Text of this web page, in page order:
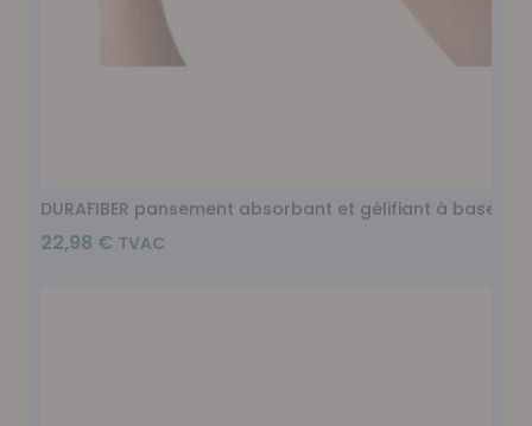
DURAFIBER pansement absorbant et gélifiant à base
22,98 €